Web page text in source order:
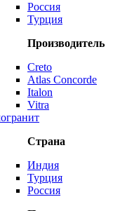
Россия
Турция
Производитель
Creto
Atlas Concorde
Italon
Vitra
Страна
Индия
Турция
Россия